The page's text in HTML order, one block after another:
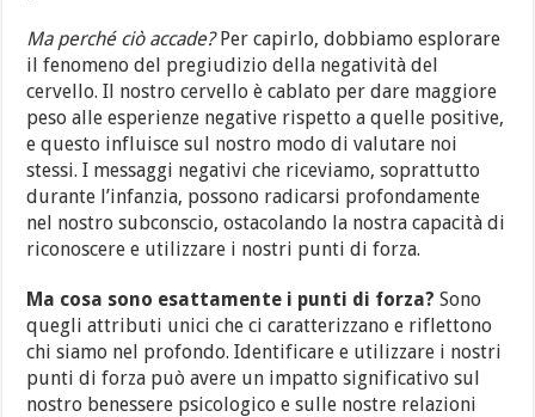
Ma perché ciò accade?Per capirlo, dobbiamo esplorare
il fenomeno del pregiudizio della negatività del
cervello. Il nostro cervello è cablato per dare maggiore
peso alle esperienze negative rispetto a quelle positive,
e questo influisce sul nostro modo di valutare noi
stessi. I messaggi negativi che riceviamo, soprattutto
durante l’infanzia, possono radicarsi profondamente
nel nostro subconscio, ostacolando la nostra capacità di
riconoscere e utilizzare i nostri punti di forza.
Ma cosa sono esattamente i punti di forza? Sono
quegli attributi unici che ci caratterizzano e riflettono
chi siamo nel profondo. Identificare e utilizzare i nostri
punti di forza può avere un impatto significativo sul
nostro benessere psicologico e sulle nostre relazioni